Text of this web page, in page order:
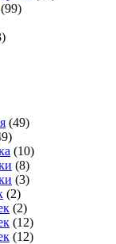
(99)
(49)
(10)
(8)
(3)
(2)
(2)
(12)
(12)